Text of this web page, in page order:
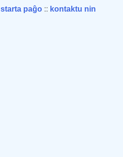
starta paĝo :: kontaktu nin